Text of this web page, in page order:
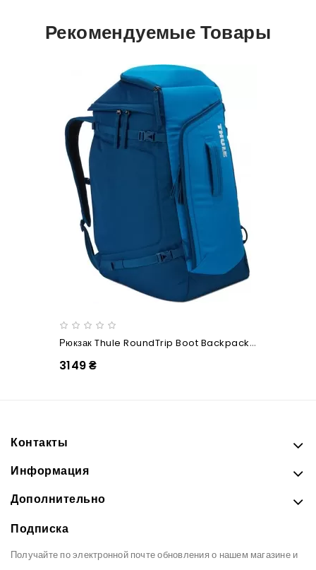
Рекомендуемые Товары
Рюкзак Thule RoundTrip Boot Backpack 60L (Poseidon)
3149 ₴
Контакты
Информация
Дополнительно
Подписка
Получайте по электронной почте обновления о нашем магазине и